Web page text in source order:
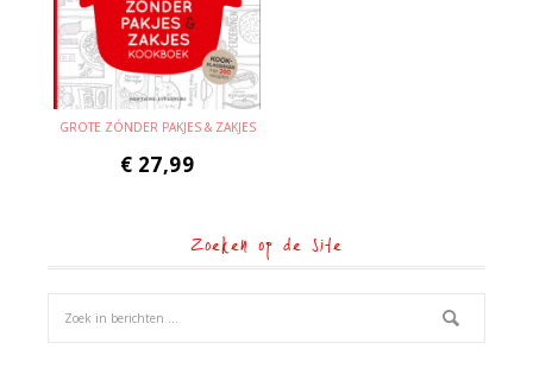
GROTE ZÓNDER PAKJES & ZAKJES
€ 27,99
Zoeken op de site